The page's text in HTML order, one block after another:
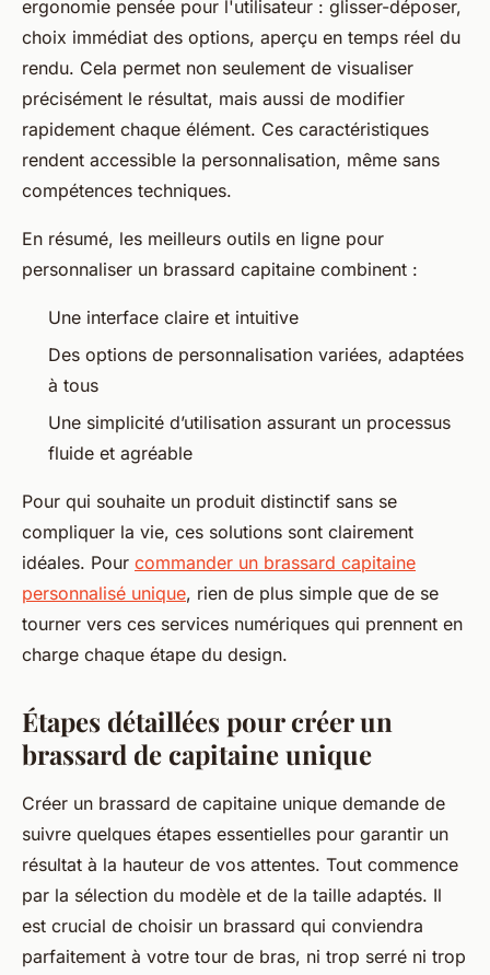
ergonomie pensée pour l'utilisateur : glisser-déposer,
choix immédiat des options, aperçu en temps réel du
rendu. Cela permet non seulement de visualiser
précisément le résultat, mais aussi de modifier
rapidement chaque élément. Ces caractéristiques
rendent accessible la personnalisation, même sans
compétences techniques.
En résumé, les meilleurs outils en ligne pour
personnaliser un brassard capitaine combinent :
Une interface claire et intuitive
Des options de personnalisation variées, adaptées
à tous
Une simplicité d’utilisation assurant un processus
fluide et agréable
Pour qui souhaite un produit distinctif sans se
compliquer la vie, ces solutions sont clairement
idéales. Pour commander un brassard capitaine
personnalisé unique, rien de plus simple que de se
tourner vers ces services numériques qui prennent en
charge chaque étape du design.
Étapes détaillées pour créer un
brassard de capitaine unique
Créer un brassard de capitaine unique demande de
suivre quelques étapes essentielles pour garantir un
résultat à la hauteur de vos attentes. Tout commence
par la sélection du modèle et de la taille adaptés. Il
est crucial de choisir un brassard qui conviendra
parfaitement à votre tour de bras, ni trop serré ni trop